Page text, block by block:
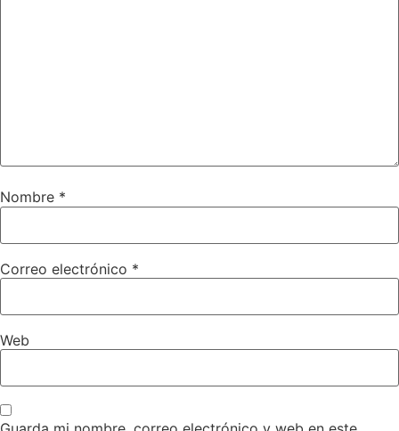
Nombre *
Correo electrónico *
Web